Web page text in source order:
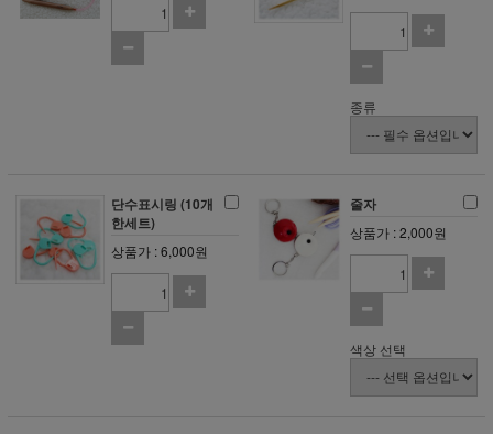
종류
단수표시링 (10개
한세트)
상품가 : 6,000원
줄자
상품가 : 2,000원
색상 선택